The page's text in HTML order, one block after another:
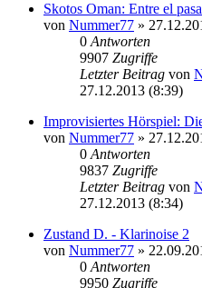
Skotos Oman: Entre el
von Nummer77 »
0 Antworten
9907 Zugriffe
Letzter Beitrag von
27.12.2013 (8:39)
Improvisiertes Hörspiel:
von Nummer77 »
0 Antworten
9837 Zugriffe
Letzter Beitrag von
27.12.2013 (8:34)
Zustand D. - Klarinoise 2
von Nummer77 »
0 Antworten
9950 Zugriffe